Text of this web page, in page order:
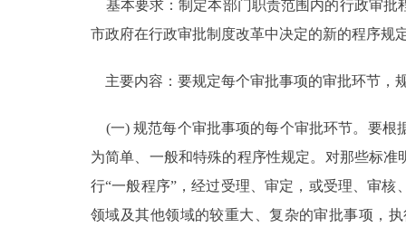
基本要求：制定本部门职责范围内的行政审批
市政府在行政审批制度改革中决定的新的程序规
主要内容：要规定每个审批事项的审批环节，
(一) 规范每个审批事项的每个审批环节。要根
为简单、一般和特殊的程序性规定。对那些标
行“一般程序”，经过受理、审定，或受理、审
领域及其他领域的较重大、复杂的审批事项，